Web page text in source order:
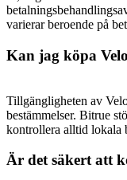
varierar beroende på
Kan jag köpa
Tillgängligheten av
bestämmelser. Bitrue
kontrollera alltid lokala
Är det säkert att